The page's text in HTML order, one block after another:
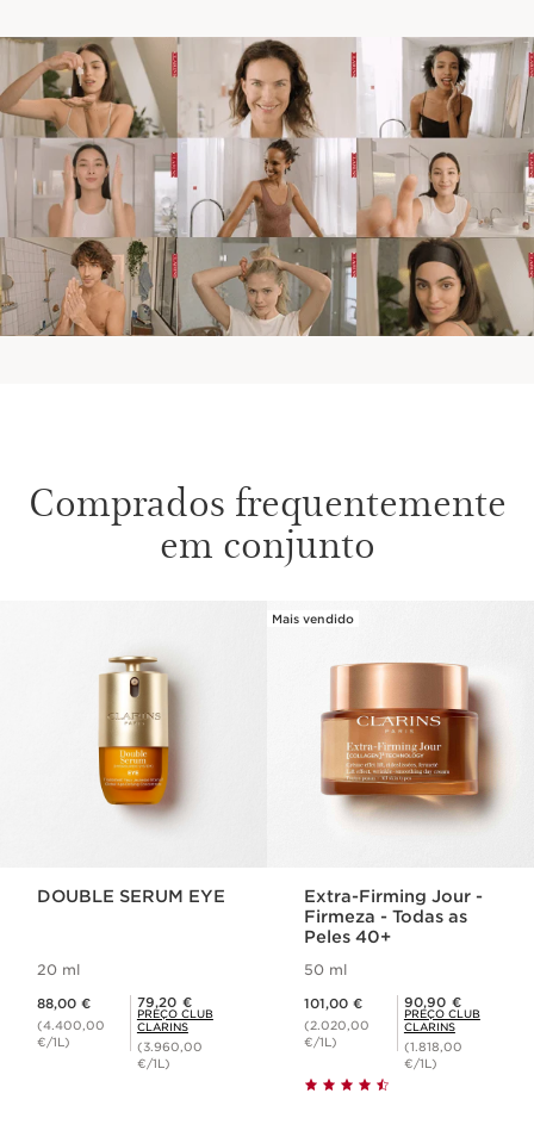
Comprados frequentemente
em conjunto
DOUBLE SERUM EYE
20 ml
88,00 €
(4.400,00
€/1L)
Preço Club Clarins 79,20 €
79,20 €
PREÇO CLUB
CLARINS
(3.960,00
€/1L)
Mais vendido
Extra-Firming Jour -
Firmeza - Todas as
Peles 40+
50 ml
101,00 €
(2.020,00
€/1L)
Preço Club Clarins 90,90 €
90,90 €
PREÇO CLUB
CLARINS
(1.818,00
€/1L)